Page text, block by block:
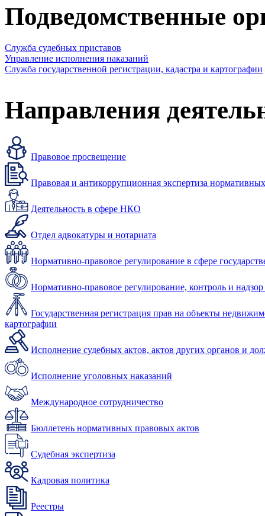
Подведомственные
Служба судебных приставов
Управление исполнения наказаний
Служба государственной регистрации, кадастра и картографии
Направления
Правовое просвещение
Правовая и антикоррупционная экспертиза
Деятельность в сфере НКО
Отдел адвокатуры и нотариата
Нормативно-правовое регулирование в сфере
Нормативно-правовое регулирование, контроль и
Государственная регистрация прав на объекты
картографии
Исполнение судебных актов, актов других органов и
Исполнение уголовных наказаний
Международное сотрудничество
Бюллетень нормативных правовых актов
Судебная экспертиза
Кадровая политика
Реестры